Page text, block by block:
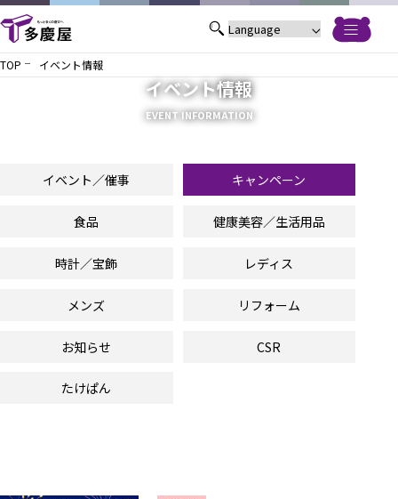
TOP イベント情報
イベント情報
EVENT INFORMATION
イベント／催事 キャンペーン
食品 健康美容／生活用品
時計／宝飾 レディス
メンズ リフォーム
お知らせ CSR
たけぱん